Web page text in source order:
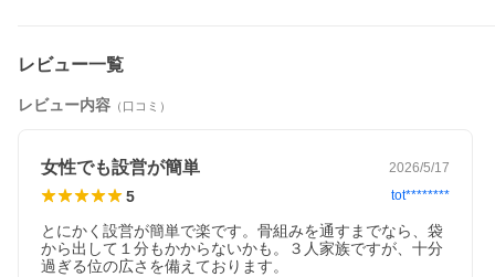
レビュー一覧
レビュー内容 （口コミ）
女性でも設営が簡単 2026/5/17
5 tot********
とにかく設営が簡単で楽です。骨組みを通すまでなら、袋
から出して１分もかからないかも。３人家族ですが、十分
過ぎる位の広さを備えております。